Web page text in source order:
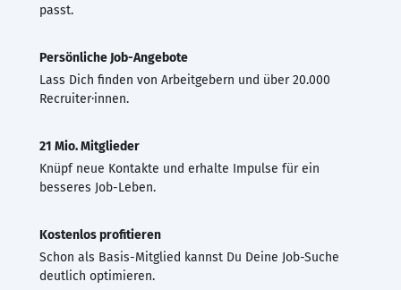
passt.
Persönliche Job-Angebote
Lass Dich finden von Arbeitgebern und über 20.000
Recruiter·innen.
21 Mio. Mitglieder
Knüpf neue Kontakte und erhalte Impulse für ein
besseres Job-Leben.
Kostenlos profitieren
Schon als Basis-Mitglied kannst Du Deine Job-Suche
deutlich optimieren.